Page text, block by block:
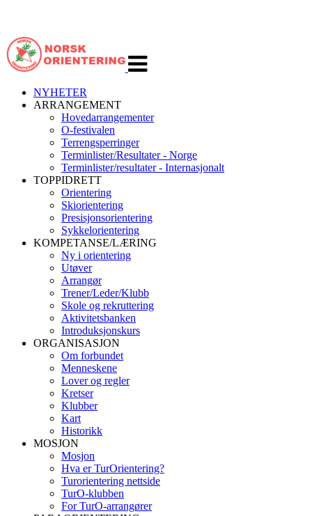
navigasjon
NYHETER
ARRANGEMENT
Hovedarrangementer
O-festivalen
Terrengsperringer
Terminlister/Resultater - Norge
Terminlister/resultater - Internasjonalt
TOPPIDRETT
Orientering
Skiorientering
Presisjonsorientering
Sykkelorientering
KOMPETANSE/LÆRING
Ny i orientering
Utøver
Arrangør
Trener/Leder/Klubb
Skole og rekruttering
Aktivitetsbanken
Introduksjonskurs
ORGANISASJON
Om forbundet
Menneskene
Lover og regler
Kretser
Klubber
Kart
Historikk
MOSJON
Mosjon
Hva er TurOrientering?
Turorientering nettside
TurO-klubben
For TurO-arrangører